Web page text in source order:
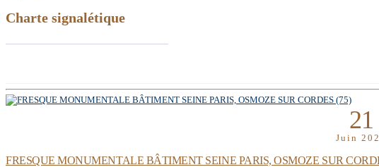
Charte signalétique
21
Juin
FRESQUE MONUMENTALE BÂTIMENT SEINE PARIS, OSMOZE SUR